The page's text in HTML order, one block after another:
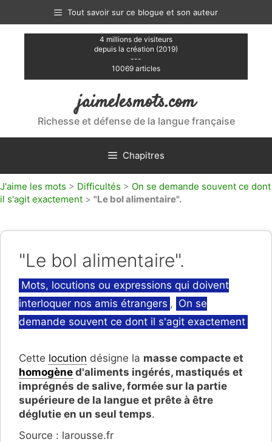
contenu
Tout savoir sur ce blogue et son auteur
4 millions de visiteurs
depuis la création (2019)
---
10069 articles
jaimelesmots.com
Richesse et défense de la langue française
Chapitres
J'aime les mots > Difficultés > On se demande souvent ce dont
il s'agit exactement > "Le bol alimentaire".
"Le bol alimentaire".
Catégories
Mots, locutions ou expressions qui doivent
interloquer nos amis étrangers , On se
demande souvent ce dont il s'agit exactement
Cette locution désigne la masse compacte et
homogène d'aliments ingérés, mastiqués et
imprégnés de salive, formée sur la partie
supérieure de la langue et prête à être
déglutie en un seul temps.
Source : larousse.fr